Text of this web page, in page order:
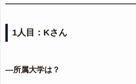
1人目：Kさん
―所属大学は？